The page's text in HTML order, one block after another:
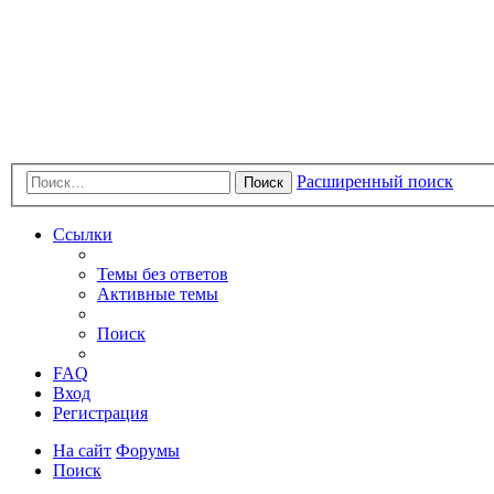
Поиск Расширенный поиск
Ссылки
Темы без ответов
Активные темы
Поиск
FAQ
Вход
Регистрация
На сайт Форумы
Поиск